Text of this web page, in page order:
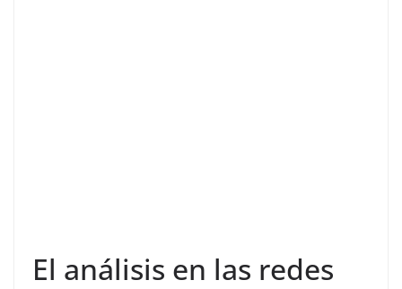
El análisis en las redes